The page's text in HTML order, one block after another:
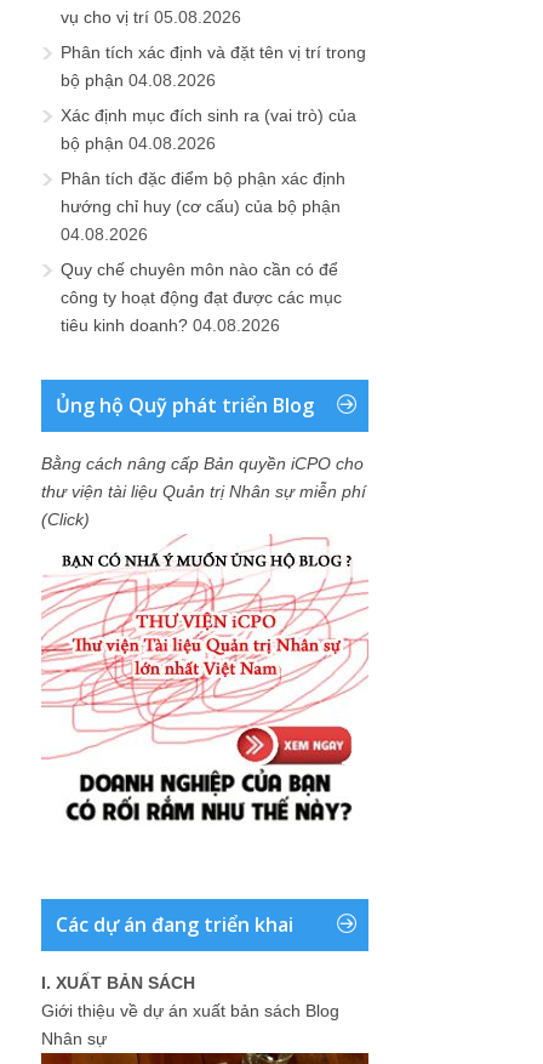
vụ cho vị trí 05.08.2026
Phân tích xác định và đặt tên vị trí trong
bộ phận 04.08.2026
Xác định mục đích sinh ra (vai trò) của
bộ phận 04.08.2026
Phân tích đặc điểm bộ phận xác định
hướng chỉ huy (cơ cấu) của bộ phận
04.08.2026
Quy chế chuyên môn nào cần có để
công ty hoạt động đạt được các mục
tiêu kinh doanh? 04.08.2026
Ủng hộ Quỹ phát triển Blog
Bằng cách nâng cấp Bản quyền iCPO cho
thư viện tài liệu Quản trị Nhân sự miễn phí
(Click)
Các dự án đang triển khai
I. XUẤT BẢN SÁCH
Giới thiệu về dự án xuất bản sách Blog
Nhân sự